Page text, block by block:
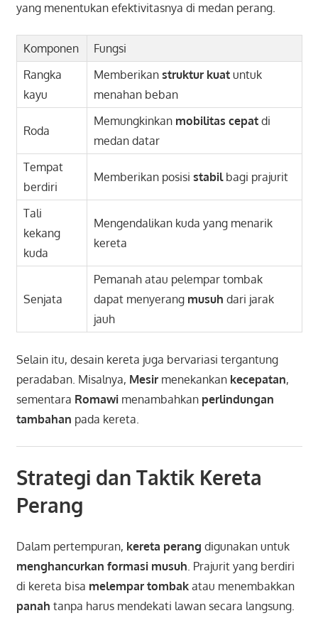
yang menentukan efektivitasnya di medan perang.
Komponen
Fungsi
Rangka
kayu
Memberikanstruktur kuat untuk
menahan beban
Roda
Memungkinkan mobilitas cepat di
medan datar
Tempat
berdiri
Memberikan posisistabilbagi prajurit
Tali
kekang
kuda
Mengendalikan kuda yang menarik
kereta
Senjata
Pemanah atau pelempar tombak
dapat menyerang musuh dari jarak
jauh
Selain itu, desain kereta juga bervariasi tergantung
peradaban. Misalnya, Mesirmenekankan kecepatan,
sementara Romawimenambahkan perlindungan
tambahan pada kereta.
Strategi dan Taktik Kereta
Perang
Dalam pertempuran, kereta perang digunakan untuk
menghancurkan formasi musuh. Prajurit yang berdiri
di kereta bisa melempar tombakatau menembakkan
panah tanpa harus mendekati lawan secara langsung.